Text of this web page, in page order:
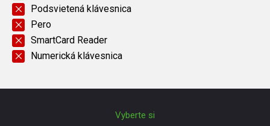
Podsvietená klávesnica
Pero
SmartCard Reader
Numerická klávesnica
Vyberte si